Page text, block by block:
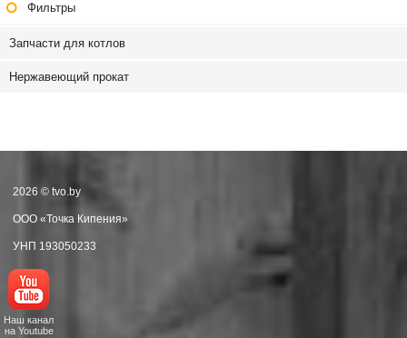
Фильтры
Запчасти для котлов
Нержавеющий прокат
2026 © tvo.by
ООО «Точка Кипения»
УНП 193050233
Наш канал
на Youtube